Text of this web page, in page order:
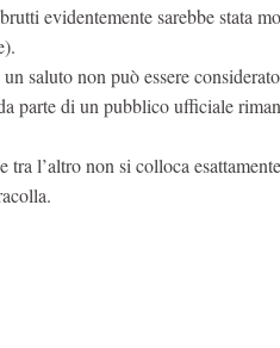
evidentemente sarebbe stata
saluto non può essere
parte di un pubblico ufficiale
l’altro non si colloca